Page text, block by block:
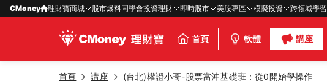
CMoney 理財寶商城 股市爆料同學會投資理財 即時股市 美股專區 模擬投資 跨領域學習
首頁 軟體 講座
首頁 講座 (台北)權證小哥-股票當沖基礎班：從0開始學操作